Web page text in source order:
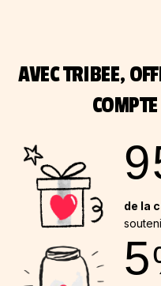
AVEC TRIBEE,
COMPTE
de la
5